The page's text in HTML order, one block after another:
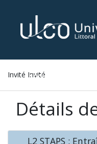
Invité Invité
ACCUEIL
Détails
L2 STAPS :